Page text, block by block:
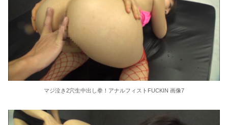
マジ泣き2穴生中出し拳！アナルフィストFUCKIN 画像7